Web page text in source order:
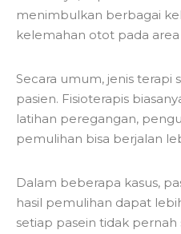
menimbulkan berbagai
kelemahan otot pada
Secara umum, jenis terapi
pasien. Fisioterapis
latihan peregangan,
pemulihan bisa berjalan
Dalam beberapa kasus,
hasil pemulihan dapat
setiap pasein tidak